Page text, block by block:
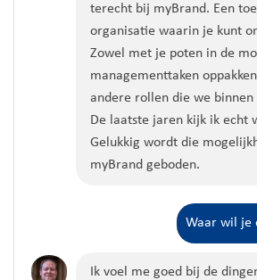
terecht bij myBrand. Een
organisatie waarin je kunt
Zowel met je poten in de
managementtaken
andere rollen die we binnen
De laatste jaren kijk ik echt
Gelukkig wordt die
myBrand geboden.
Waar wil je
Ik voel me goed bij de